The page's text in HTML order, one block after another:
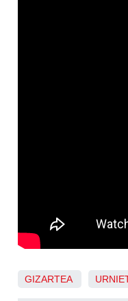
GIZARTEA